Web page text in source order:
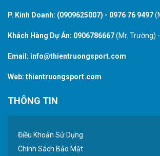
P. Kinh Doanh: (0909625007) - 0976 76 9497
Khách Hàng Dự Án: 0906786667(Mr. Trường) -
Email: info@thientruongsport.com
Web: thientruongsport.com
THÔNG TIN
Điều Khoản Sử Dụng
Chính Sách Bảo Mật